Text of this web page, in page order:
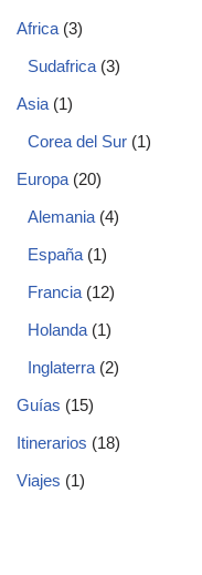
Africa (3)
Sudafrica (3)
Asia (1)
Corea del Sur (1)
Europa (20)
Alemania (4)
España (1)
Francia (12)
Holanda (1)
Inglaterra (2)
Guías (15)
Itinerarios (18)
Viajes (1)